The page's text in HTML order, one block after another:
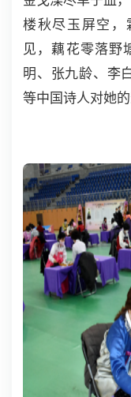
楼秋尽玉屏空，
见，藕花零落野
明、张九龄、李
等中国诗人对她的